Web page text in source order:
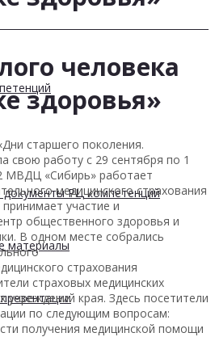
РЦ компетенций
материалы
человека
здоровья»
старшего поколения.
свою работу с 29 сентября по 1
МВДЦ «Сибирь» работает
медицинского страхования
участие и
общественного здоровья и
В одном месте собрались
страхования
страховых медицинских
учреждений края. Здесь посетители
по следующим вопросам:
получения медицинской помощи